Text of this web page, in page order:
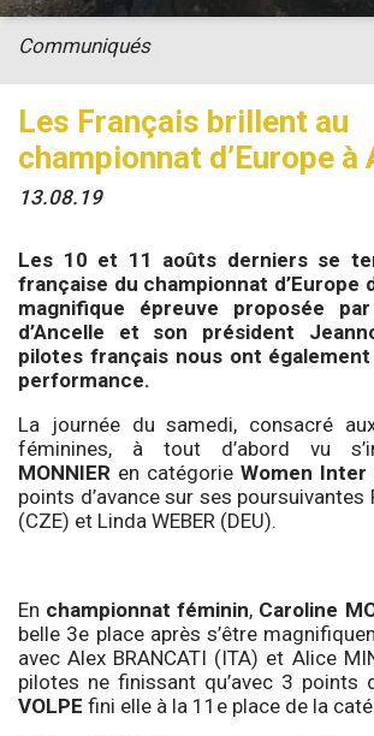
Les Français brillent au
championnat d’Europe à
13.08.19
Communiqués
Les 10 et 11 aoûts derniers se
française du championnat d’Europe
magnifique épreuve proposée
d’Ancelle et son président
pilotes français nous ont
performance.
La journée du samedi, consacré
féminines, à tout d’abord vu
MONNIER en catégorie Women Inter
points d’avance sur ses poursuivantes
(CZE) et Linda WEBER (DEU).
En championnat féminin, Caroline
belle 3e place après s’être
avec Alex BRANCATI (ITA) et Alice
pilotes ne finissant qu’avec 3 points
VOLPE fini elle à la 11e place de la